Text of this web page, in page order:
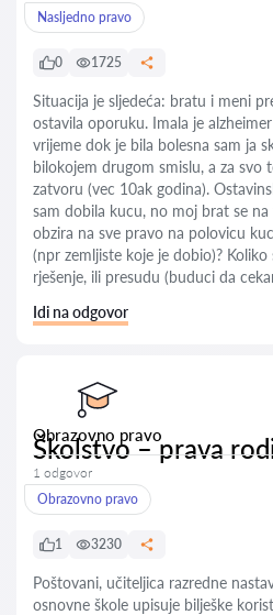
Nasljedno pravo
0 1725
Situacija je sljedeća: bratu i meni
ostavila oporuku. Imala je
vrijeme dok je bila bolesna sam ja
bilokojem drugom smislu, a za svo
zatvoru (vec 10ak godina).
sam dobila kucu, no moj brat se
obzira na sve pravo na polovicu
(npr zemljiste koje je dobio)?
rješenje, ili presudu (buduci da
Idi na odgovor
Obrazovno pravo
Školstvo – prava
1 odgovor
Obrazovno pravo
1 3230
Poštovani, učiteljica razredne
osnovne škole upisuje bilješke